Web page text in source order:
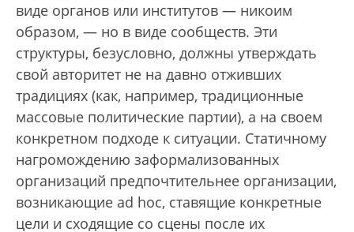
виде органов или институтов — никоим
образом, — но в виде сообществ. Эти
структуры, безусловно, должны утверждать
свой авторитет не на давно отживших
традициях (как, например, традиционные
массовые политические партии), а на своем
конкретном подходе к ситуации. Статичному
нагромождению заформализованных
организаций предпочтительнее организации,
возникающие ad hoc, ставящие конкретные
цели и сходящие со сцены после их